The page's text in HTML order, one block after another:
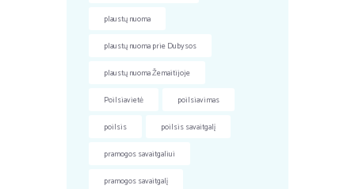
plaustų nuoma
plaustų nuoma prie Dubysos
plaustų nuoma Žemaitijoje
Poilsiavietė poilsiavimas
poilsis poilsis savaitgalį
pramogos savaitgaliui
pramogos savaitgalį